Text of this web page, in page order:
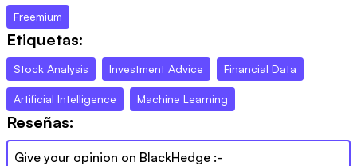
Freemium
Etiquetas:
Stock Analysis Investment Advice Financial Data
Artificial Intelligence Machine Learning
Reseñas:
Give your opinion on BlackHedge :-